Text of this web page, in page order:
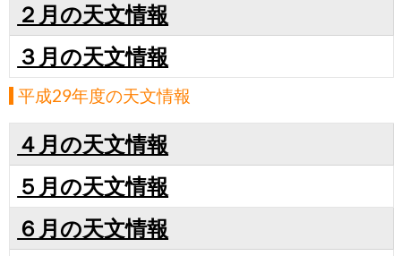
２月の天文情報
３月の天文情報
平成29年度の天文情報
４月の天文情報
５月の天文情報
６月の天文情報